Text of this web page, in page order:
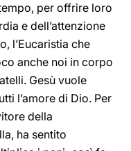
per offrire loro
e dell’attenzione
l’Eucaristia che
anche noi in corpo
Gesù vuole
l’amore di Dio. Per
della
ha sentito